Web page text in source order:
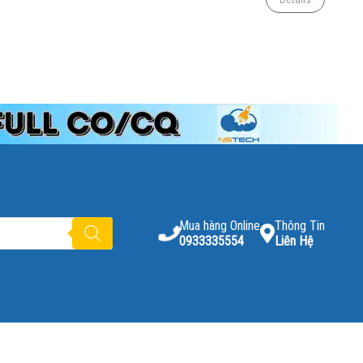
Mua hàng Online
0933335554
Thông Tin
Liên Hệ